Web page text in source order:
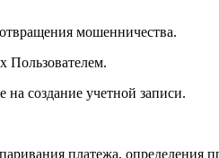
мошенничества.
Пользователем.
на создание учетной записи.
платежа, определения